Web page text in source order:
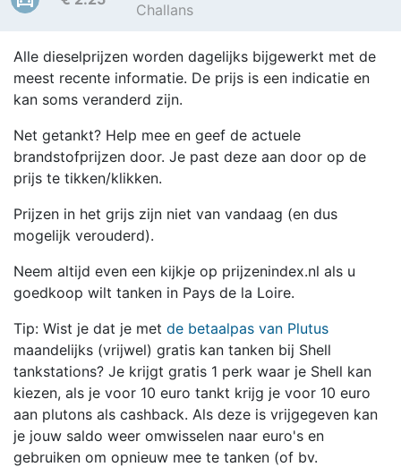
Challans
Alle dieselprijzen worden dagelijks bijgewerkt met de
meest recente informatie. De prijs is een indicatie en
kan soms veranderd zijn.
Net getankt? Help mee en geef de actuele
brandstofprijzen door. Je past deze aan door op de
prijs te tikken/klikken.
Prijzen in het grijs zijn niet van vandaag (en dus
mogelijk verouderd).
Neem altijd even een kijkje op prijzenindex.nl als u
goedkoop wilt tanken in Pays de la Loire.
Tip: Wist je dat je met de betaalpas van Plutus
maandelijks (vrijwel) gratis kan tanken bij Shell
tankstations? Je krijgt gratis 1 perk waar je Shell kan
kiezen, als je voor 10 euro tankt krijg je voor 10 euro
aan plutons als cashback. Als deze is vrijgegeven kan
je jouw saldo weer omwisselen naar euro's en
gebruiken om opnieuw mee te tanken (of bv.